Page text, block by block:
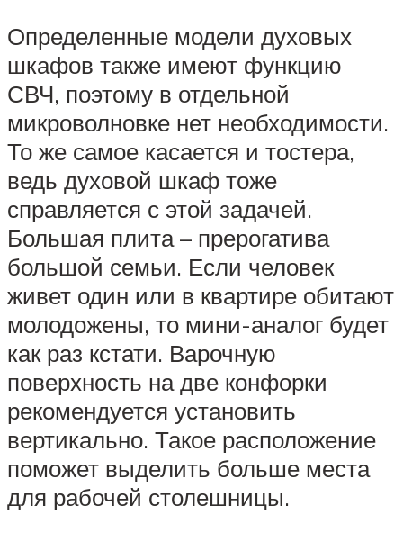
Определенные модели духовых
шкафов также имеют функцию
СВЧ, поэтому в отдельной
микроволновке нет необходимости.
То же самое касается и тостера,
ведь духовой шкаф тоже
справляется с этой задачей.
Большая плита – прерогатива
большой семьи. Если человек
живет один или в квартире обитают
молодожены, то мини-аналог будет
как раз кстати. Варочную
поверхность на две конфорки
рекомендуется установить
вертикально. Такое расположение
поможет выделить больше места
для рабочей столешницы.